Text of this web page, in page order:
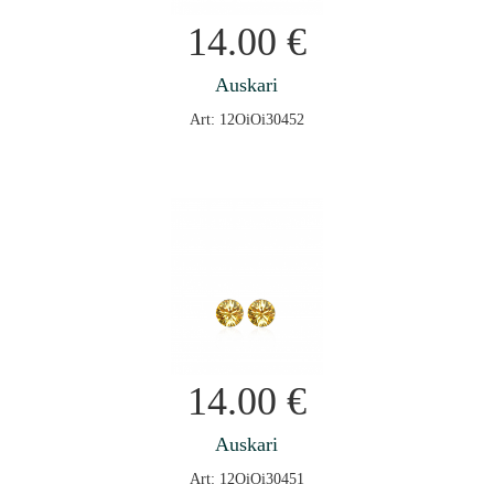
14.00 €
Auskari
Art: 12OiOi30452
14.00 €
Auskari
Art: 12OiOi30451